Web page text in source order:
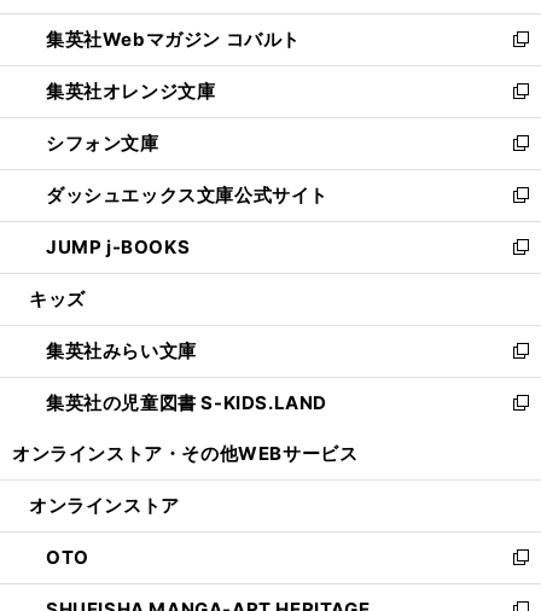
開
く
ウ
で
開
く
ン
ド
ウ
で
開
く
ウ
ィ
ン
ド
ウ
で
開
く
集英社Webマガジン コバルト
新
し
い
ウ
ィ
ン
ド
ウ
で
開
集英社オレンジ文庫
新
し
い
ウ
ィ
ン
ド
ウ
開
く
シフォン文庫
新
し
い
ウ
ィ
ン
ウ
で
開
く
ダッシュエックス文庫公式サイト
新
し
い
ウ
ン
ド
ウ
で
JUMP j-BOOKS
新
し
ウ
ィ
ン
ド
開
キッズ
集英社みらい文庫
新
し
い
ン
ウ
で
開
集英社の児童図書 S-KIDS.LAND
新
ウ
ン
ド
ウ
オンラインストア・ その他WEBサービス
オンラインストア
OTO
新
し